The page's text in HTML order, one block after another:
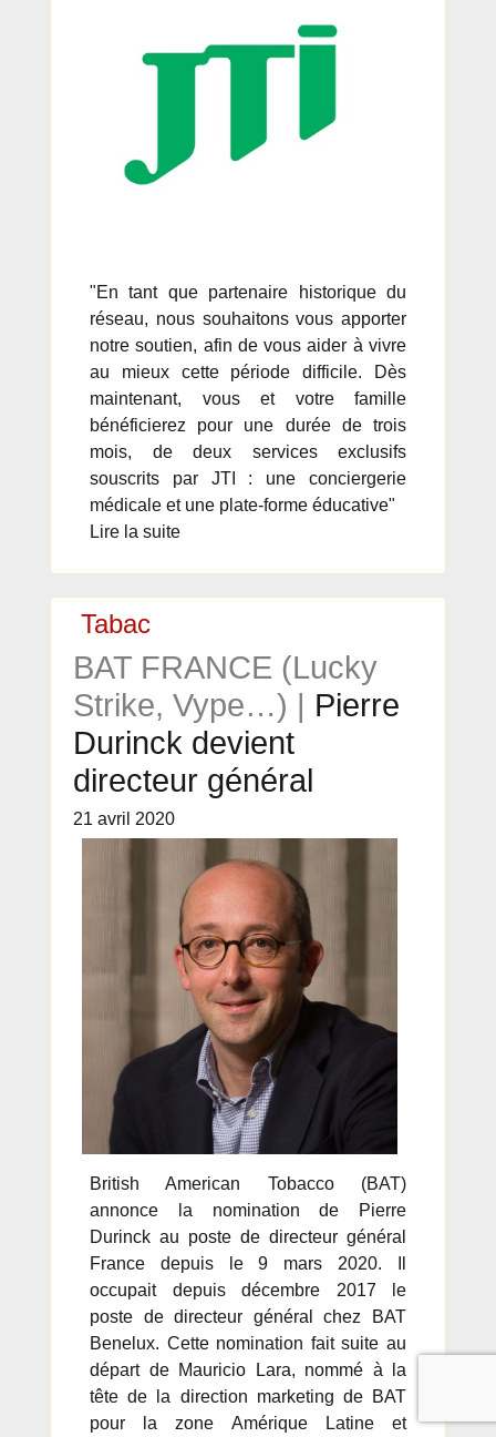
"En tant que partenaire historique du
réseau, nous souhaitons vous apporter
notre soutien, afin de vous aider à vivre
au mieux cette période difficile. Dès
maintenant, vous et votre famille
bénéficierez pour une durée de trois
mois, de deux services exclusifs
souscrits par JTI : une conciergerie
médicale et une plate-forme éducative"
Lire la suite
Tabac
BAT FRANCE (Lucky
Strike, Vype…) | Pierre
Durinck devient
directeur général
21 avril 2020
British American Tobacco (BAT)
annonce la nomination de Pierre
Durinck au poste de directeur général
France depuis le 9 mars 2020. Il
occupait depuis décembre 2017 le
poste de directeur général chez BAT
Benelux. Cette nomination fait suite au
départ de Mauricio Lara, nommé à la
tête de la direction marketing de BAT
pour la zone Amérique Latine et